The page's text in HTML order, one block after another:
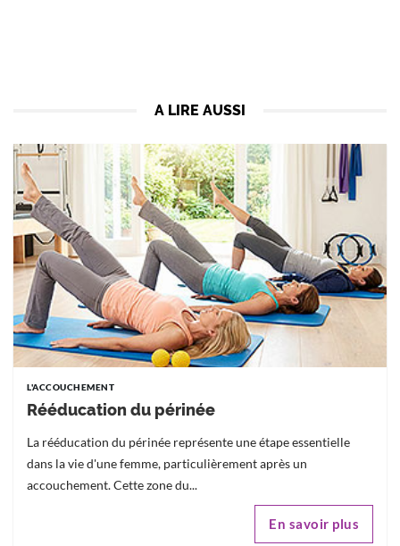
A LIRE AUSSI
L'ACCOUCHEMENT
Rééducation du périnée
La rééducation du périnée représente une étape essentielle
dans la vie d'une femme, particulièrement après un
accouchement. Cette zone du...
En savoir plus